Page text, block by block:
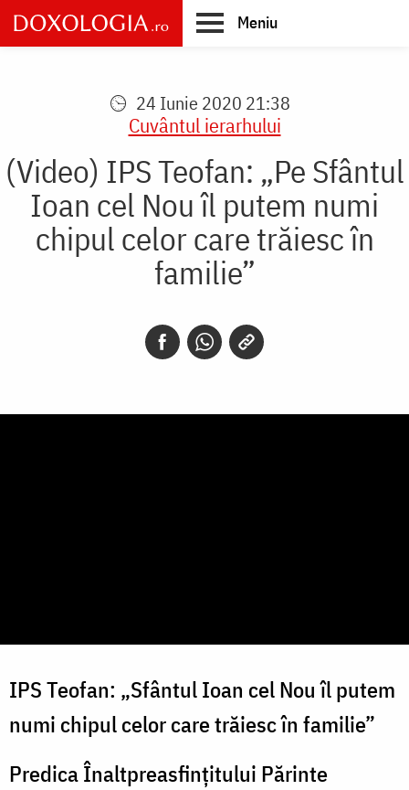
Skip
to
main
Meniu
24 Iunie 2020 21:38
Cuvântul ierarhului
(Video) IPS Teofan: „Pe Sfântul
Ioan cel Nou îl putem numi
chipul celor care trăiesc în
familie”
IPS Teofan: „Sfântul Ioan cel Nou îl putem
numi chipul celor care trăiesc în familie”
Predica Înaltpreasfințitului Părinte